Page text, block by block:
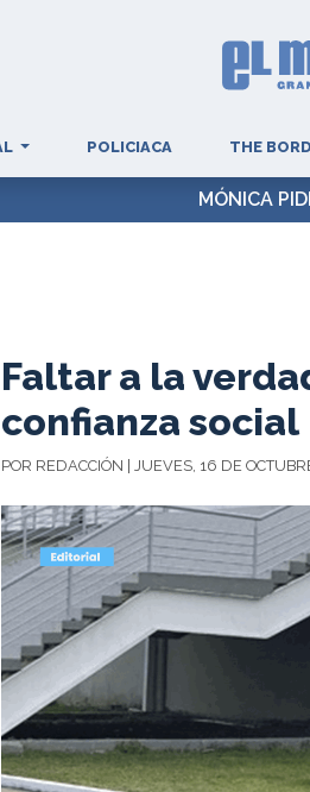
POLICIACA THE
MÓNICA
Faltar a la
confianza social
POR REDACCIÓN | JUEVES, 16 DE